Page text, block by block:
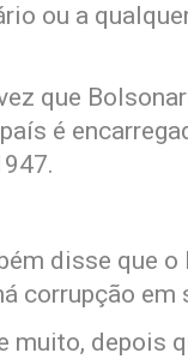
ou a
que
é
disse que o
corrupção em
muito, depois